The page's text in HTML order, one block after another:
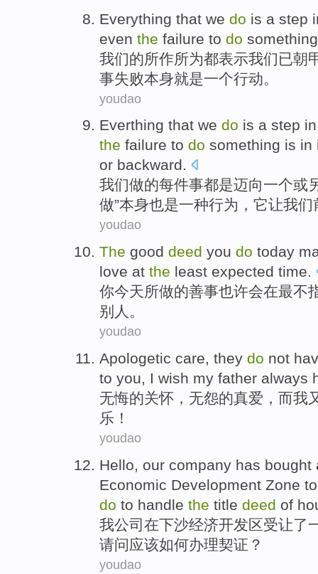
Everything that we do is a step
even the failure to do something
我们的所作所为都表示我们已朝
事失败本身就是一个行动。
youdao
Everthing that we do is a step
the failure to do something is in
or backward.
我们做的每件事都是迈向一个或
做”本身也是一种行为 ， 它让我们
youdao
The good deed you do today
love at the least expected time.
你今天所做的善事也许会在最不
别人 。
youdao
Apologetic care, they do not
to you, I wish my father always
无悔的关怀 ，无怨的真爱， 而我
乐 ！
youdao
Hello, our company has bought
Economic Development Zone
do to handle the title deed of
我公司 在下沙经济开发区受让了
请问应该如何办理契证？
youdao